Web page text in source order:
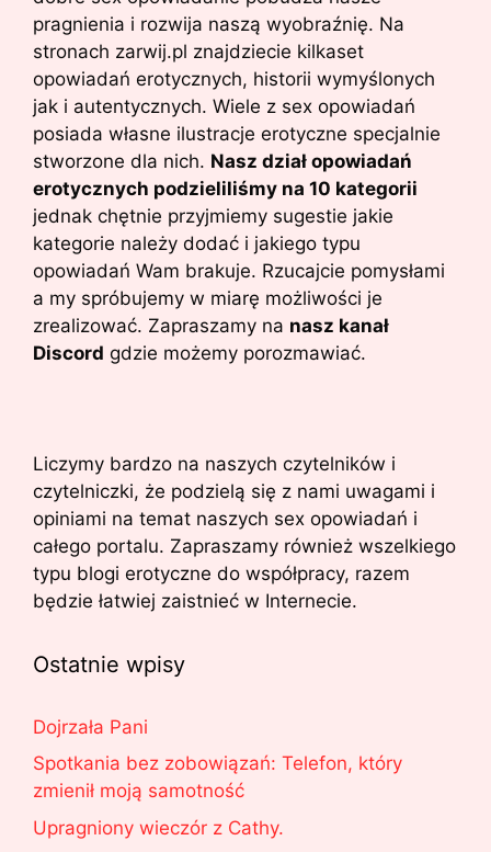
pragnienia i rozwija naszą wyobraźnię. Na
stronach zarwij.pl znajdziecie kilkaset
opowiadań erotycznych, historii wymyślonych
jak i autentycznych. Wiele z sex opowiadań
posiada własne ilustracje erotyczne specjalnie
stworzone dla nich. Nasz dział opowiadań
erotycznych podzieliliśmy na 10 kategorii
jednak chętnie przyjmiemy sugestie jakie
kategorie należy dodać i jakiego typu
opowiadań Wam brakuje. Rzucajcie pomysłami
a my spróbujemy w miarę możliwości je
zrealizować. Zapraszamy na nasz kanał
Discord gdzie możemy porozmawiać.
Liczymy bardzo na naszych czytelników i
czytelniczki, że podzielą się z nami uwagami i
opiniami na temat naszych sex opowiadań i
całego portalu. Zapraszamy również wszelkiego
typu blogi erotyczne do współpracy, razem
będzie łatwiej zaistnieć w Internecie.
Ostatnie wpisy
Dojrzała Pani
Spotkania bez zobowiązań: Telefon, który
zmienił moją samotność
Upragniony wieczór z Cathy.